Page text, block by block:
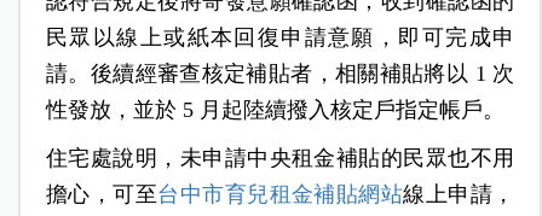
民眾以線上或紙本回復申請意願，即可完成申
請。後續經審查核定補貼者，相關補貼將以 1 次
性發放，並於 5 月起陸續撥入核定戶指定帳戶。
住宅處說明，未申請中央租金補貼的民眾也不用
擔心，可至台中市育兒租金補貼網站線上申請，